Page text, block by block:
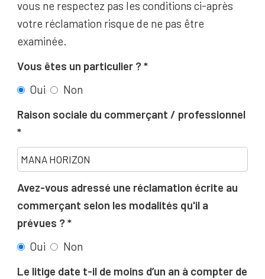
vous ne respectez pas les conditions ci-après
votre réclamation risque de ne pas être
examinée.
Vous êtes un particulier ?
Oui
Non
Raison sociale du commerçant / professionnel
Avez-vous adressé une réclamation écrite au
commerçant selon les modalités qu'il a
prévues ?
Oui
Non
Le litige date t-il de moins d’un an à compter de